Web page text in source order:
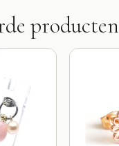
producten